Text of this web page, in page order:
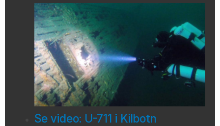
Se video: U-711 i Kilbotn